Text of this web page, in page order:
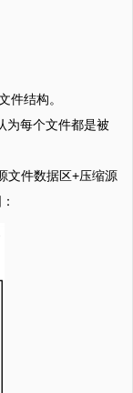
件结构。
为每个文件都是被
文件数据区+压缩源